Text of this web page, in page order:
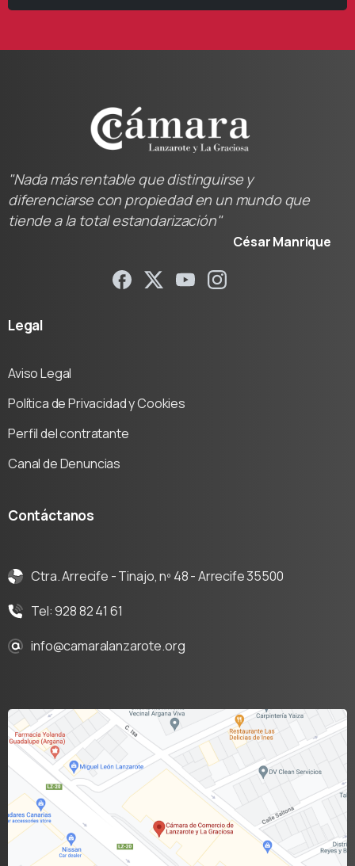
"Nada más rentable que distinguirse y
diferenciarse con propiedad en un mundo que
tiende a la total estandarización"
César Manrique
Legal
Aviso Legal
Política de Privacidad y Cookies
Perfil del contratante
Canal de Denuncias
Contáctanos
Ctra. Arrecife - Tinajo, nº 48 - Arrecife 35500
Tel: 928 82 41 61
info@camaralanzarote.org